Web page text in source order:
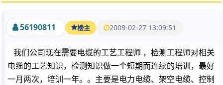
56190811 楼主 2009-02-27 13:09:51
我们公司现在需要电缆的工艺工程师 ，检测工程师对相关
电缆的工艺知识，检测知识做一个短期而连续的培训，最好
一月两次，培训一年。。主要是电力电缆、架空电缆、控制